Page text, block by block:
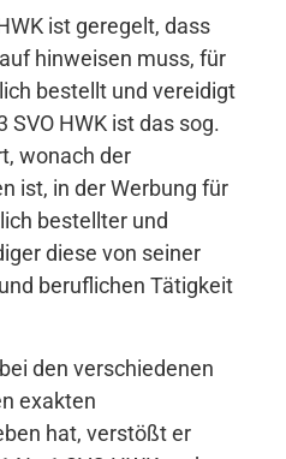
ist geregelt, dass
hinweisen muss, für
bestellt und vereidigt
SVO HWK ist das sog.
wonach der
ist, in der Werbung für
bestellter und
diese von seiner
beruflichen Tätigkeit
den verschiedenen
exakten
hat, verstößt er